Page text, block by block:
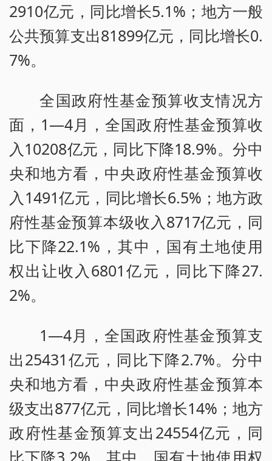
2910亿元，同比增长5.1%；地方一般
公共预算支出81899亿元，同比增长0.
7%。
全国政府性基金预算收支情况方
面，1—4月，全国政府性基金预算收
入10208亿元，同比下降18.9%。分中
央和地方看，中央政府性基金预算收
入1491亿元，同比增长6.5%；地方政
府性基金预算本级收入8717亿元，同
比下降22.1%，其中，国有土地使用
权出让收入6801亿元，同比下降27.
2%。
1—4月，全国政府性基金预算支
出25431亿元，同比下降2.7%。分中
央和地方看，中央政府性基金预算本
级支出877亿元，同比增长14%；地方
政府性基金预算支出24554亿元，同